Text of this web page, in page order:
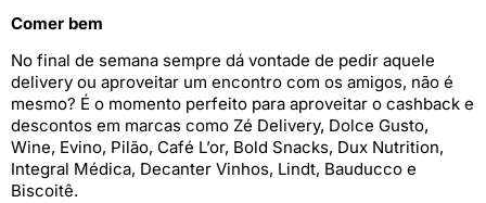
Comer bem
No final de semana sempre dá vontade de pedir aquele
delivery ou aproveitar um encontro com os amigos, não é
mesmo? É o momento perfeito para aproveitar o cashback e
descontos em marcas como Zé Delivery, Dolce Gusto,
Wine, Evino, Pilão, Café L’or, Bold Snacks, Dux Nutrition,
Integral Médica, Decanter Vinhos, Lindt, Bauducco e
Biscoitê.